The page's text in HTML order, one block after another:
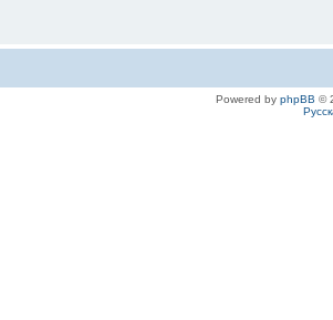
Powered by phpBB ©